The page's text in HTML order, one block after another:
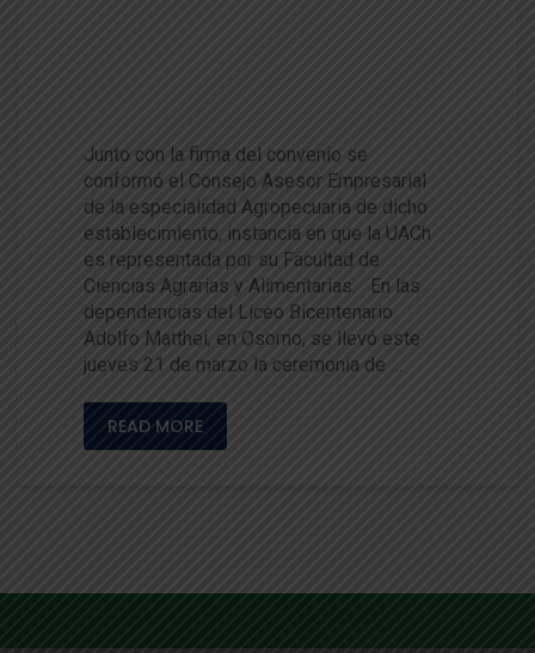
Junto con la firma del convenio se
conformó el Consejo Asesor Empresarial
de la especialidad Agropecuaria de dicho
establecimiento, instancia en que la UACh
es representada por su Facultad de
Ciencias Agrarias y Alimentarias. En las
dependencias del Liceo Bicentenario
Adolfo Matthei, en Osorno, se llevó este
jueves 21 de marzo la ceremonia de …
READ MORE